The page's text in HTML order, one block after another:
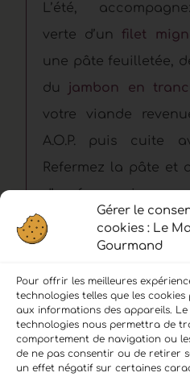
Gérer le
cookies : Le
Gourmand
Pour offrir les meilleures
technologies telles que les
aux informations des appareils.
technologies nous permettra de
comportement de navigation ou
de ne pas consentir ou de retirer
un effet négatif sur certaines
L’été,
verte d’un filet
une pâte feuilletée,
du jambon en
votre viande
A.O.P. puis cuite
Refermez la pâte et
d’œuf au pinceau
belle couleur
minutes à 200°C.
LIENS :